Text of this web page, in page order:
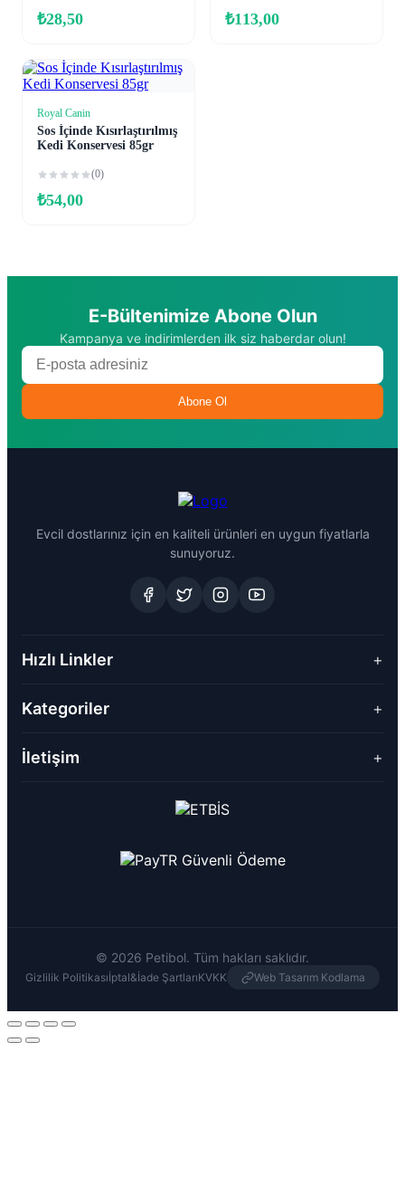
₺28,50 ₺113,00
Sepete Ekle
Royal Canin
Sos İçinde Kısırlaştırılmış
Kedi Konservesi 85gr
(0)
₺54,00
E-Bültenimize Abone Olun
Kampanya ve indirimlerden ilk siz haberdar olun!
Abone Ol
Evcil dostlarınız için en kaliteli ürünleri en uygun fiyatlarla
sunuyoruz.
Hızlı Linkler +
Kategoriler +
İletişim +
© 2026 Petibol. Tüm hakları saklıdır.
Gizlilik Politikasıİptal&İade ŞartlarıKVKK Web Tasarım Kodlama